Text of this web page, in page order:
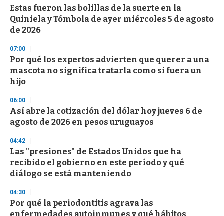
s
o
f
3
s
e
c
o
n
s
Estas fueron las bolillas de la suerte en la
Quiniela y Tómbola de ayer miércoles 5 de agosto
de 2026
07:00
Por qué los expertos advierten que querer a una
mascota no significa tratarla como si fuera un
hijo
06:00
Así abre la cotización del dólar hoy jueves 6 de
agosto de 2026 en pesos uruguayos
04:42
Las "presiones" de Estados Unidos que ha
recibido el gobierno en este período y qué
diálogo se está manteniendo
04:30
Por qué la periodontitis agrava las
enfermedades autoinmunes y qué hábitos